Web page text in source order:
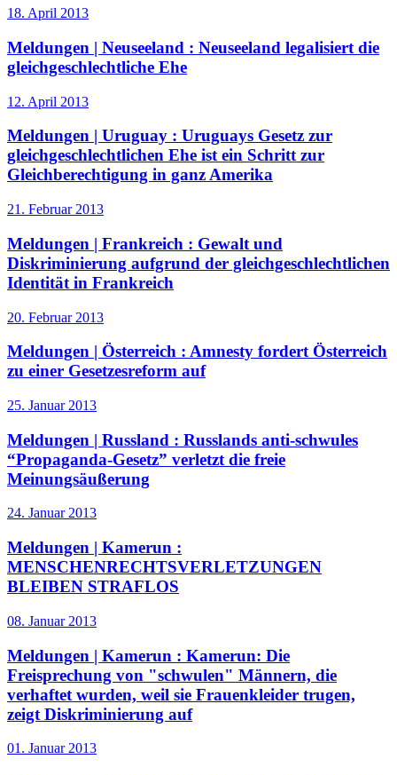
18. April 2013
Meldungen | Neuseeland : Neuseeland legalisiert die
gleichgeschlechtliche Ehe
12. April 2013
Meldungen | Uruguay : Uruguays Gesetz zur
gleichgeschlechtlichen Ehe ist ein Schritt zur
Gleichberechtigung in ganz Amerika
21. Februar 2013
Meldungen | Frankreich : Gewalt und
Diskriminierung aufgrund der gleichgeschlechtlichen
Identität in Frankreich
20. Februar 2013
Meldungen | Österreich : Amnesty fordert Österreich
zu einer Gesetzesreform auf
25. Januar 2013
Meldungen | Russland : Russlands anti-schwules
“Propaganda-Gesetz” verletzt die freie
Meinungsäußerung
24. Januar 2013
Meldungen | Kamerun :
MENSCHENRECHTSVERLETZUNGEN
BLEIBEN STRAFLOS
08. Januar 2013
Meldungen | Kamerun : Kamerun: Die
Freisprechung von "schwulen" Männern, die
verhaftet wurden, weil sie Frauenkleider trugen,
zeigt Diskriminierung auf
01. Januar 2013